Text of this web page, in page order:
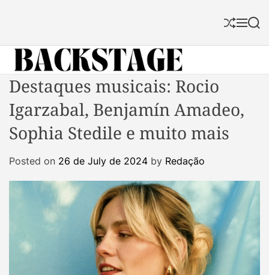
S
f
M S
c
B
a
k
s
t
Destaques musicais: Rocio
Igarzabal, Benjamín Amadeo,
Sophia Stedile e muito mais
Posted on 26 de July de 2024 by Redação